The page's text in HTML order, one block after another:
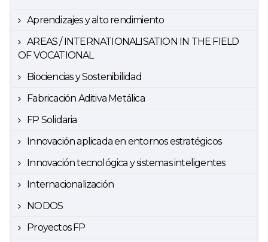
Aprendizajes y alto rendimiento
AREAS / INTERNATIONALISATION IN THE FIELD
OF VOCATIONAL
Biociencias y Sostenibilidad
Fabricación Aditiva Metálica
FP Solidaria
Innovación aplicada en entornos estratégicos
Innovación tecnológica y sistemas inteligentes
Internacionalización
NODOS
Proyectos FP